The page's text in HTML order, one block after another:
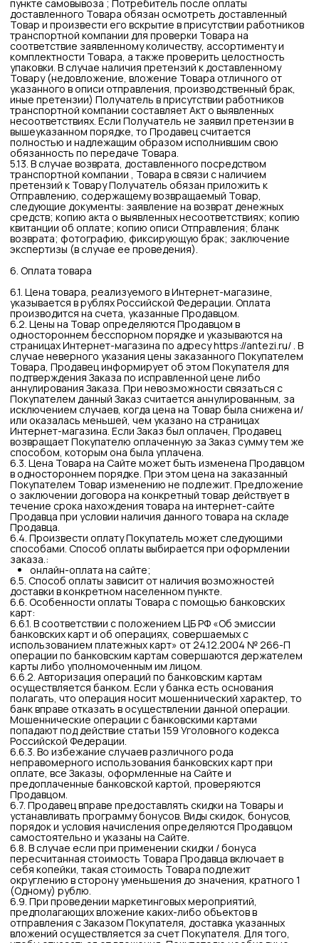
7. Возврат и обмен товара и денежных средств
7.1. Возврат Товара, реализуемого Продавцом,
осуществляется в соответствии со следующими условиями
возврата.
7.2. Обмен Товара, если он не подошел Потребителю по
форме, габаритам, фасону, расцветке, размеру или
комплектации возможен в срок обмена — 14 дней, не считая
дня покупки.
7.3. Возврат или обмен товара возможны, когда: сохранены
его товарный вид (упаковка, пломбы, ярлыки),
потребительские свойства, сохранена комплектность
товара, а также документ, подтверждающий факт и условия
покупки указанного товара (товарный или кассовый чек).
7.4. Возврат Товара надлежащего качества
7.4.1. Потребитель вправе отказаться от заказанного
Товара в любое время до его получения, а после получения
Товара — в течение 14 (Четырнадцать) дней в Интернет-
магазине, не считая дня покупки, за исключением Товаров,
изготовленных на заказ, по творческому заданию,
утвержденному Покупателем. Возврат Товара надлежащего
качества возможен в случае, если сохранены его товарный
вид, потребительские свойства.
7.4.2. При отказе Потребителя от Товара Продавец
возвращает ему стоимость возвращенного Товара, за
исключением расходов Продавца, связанных с доставкой
возвращенного Потребителем Товара, в течение 10
(Десяти) дней с даты поступления возвращенного Товара
на склад Продавца вместе с заполненным Покупателем
заявлением на возврат денежных средств.
7.4.3. Если на момент обращения Потребителя аналогичный
товар отсутствует в продаже у Продавца, Покупатель
вправе отказаться от исполнения настоящей Публичной
Товар денежной суммы. Продавец обязан вернуть
уплаченную за возвращенный товар денежную сумму в
7.4.4. Для оформления возврата Товара надлежащего
качества (в том числе по причине его обмена)
Потребитель обязуется аккуратно упаковать Товар (со
всеми комплектующими и полным комплектом аксессуаров,
указанным в технической документации на Товар) и
приложить следующие документы:
бланк возврата;
копию паспорта (или другого документа,
удостоверяющего личность);
копию чека об оплате.
7.5. Возврат Товара ненадлежащего качества:
7.5.1. Под товаром ненадлежащего качества
подразумевается товар, который неисправен и не может
обеспечить исполнение своих функциональных качеств, не
отвечает требованиям, указанным в творческом задании
(при изготовлении товара на заказ). Полученный Товар
должен соответствовать описанию на Сайте. Отличие
элементов дизайна или оформления от заявленного на
Сайте описания не является признаком ненадлежащего
качества.
7.5.2. Внешний вид и комплектность Товара, а также
комплектность всего Заказа должны быть проверены
Покупателем или Получателем Заказа в момент доставки
Товара.
7.5.3. При доставке Товара Потребитель ставит свою
подпись в квитанции о доставке в графе: «Заказ принял,
комплектность полная, претензий к количеству и внешнему
виду товара не имею», либо в ином аналогичном документе,
выпускаемого Продавцом, в графе, предусматривающей
проставление Потребителем отметки об отсутствии у него
претензий к комплектности, количеству и качеству Товара.
После получения Заказа претензии к внешним дефектам
товара, его количеству, комплектности и товарному виду не
принимаются.
7.5.4. Если Потребителю был передан Товар
ненадлежащего качества и иное не было заранее
оговорено Продавцом, Покупатель вправе
воспользоваться положениями ст. 18 «Права потребителя
при обнаружении в товаре недостатков» Закона Российской
Федерации от 07.02.1992 N 2300-1 «О защите прав
потребителей».
7.5.5. Требования о возврате уплаченной за товар
денежной суммы подлежат удовлетворению в течение 10
(Десяти) дней со дня предъявления соответствующего
требования (ст. 22 Закона РФ «О защите прав
потребителей»).
7.5.6. Возврат денежных средств осуществляется
посредством возврата стоимости оплаченного Товара на
банковскую карту, указанную при заказе Товара или с
помощью сервиса Яндекс Пэй. Возврат производится в
течение 7 (семи) рабочих дней с даты отказа от заказа.
7.6. Способы возврата:
Транспортной компанией, или почтовой службой, или лично
в точках самовывоза, по желанию Потребителя.
Потребитель отправляет возвращаемый товар посылкой с
объявленной ценностью, без наложенного платежа.
Посылки, отправленные наложенным платежом, не
принимаются к возврату. В посылку необходимо вложить
заполненное заявление на возврат. Товар можно вернуть
также, принеся его в пункт самовывоза, указанный в
разделе «Самовывоз» на сайте Интернет-магазина. В таком
случае Потребитель самостоятельно возвращает товар в
пункты самовывоза и заполняет заявление в присутствии
сотрудника пункта самовывоза. Заявление может быть
оформлено в письменном виде на бланке,
предоставленном покупателю в пункте самовывоза, а также
в электронном виде, заполненное в личном кабинете
Покупателя в разделе: “Отказ от договора”.
8. Ответственность
8.1. Продавец не несет ответственности за ущерб,
причиненный Потребителю вследствие ненадлежащего
использования Товаров, приобретенных в Интернет-
магазине.
8.2. Продавец не несет ответственности за точность и
правильность информации, предоставляемой Покупателем
при оформлении Заказа.
9. Персональные данные
9.1. Для целей настоящей Публичной оферты под
персональными данными понимается любая информация,
относящаяся к прямо или косвенно определенному, или
определяемому физическому лицу (субъекту